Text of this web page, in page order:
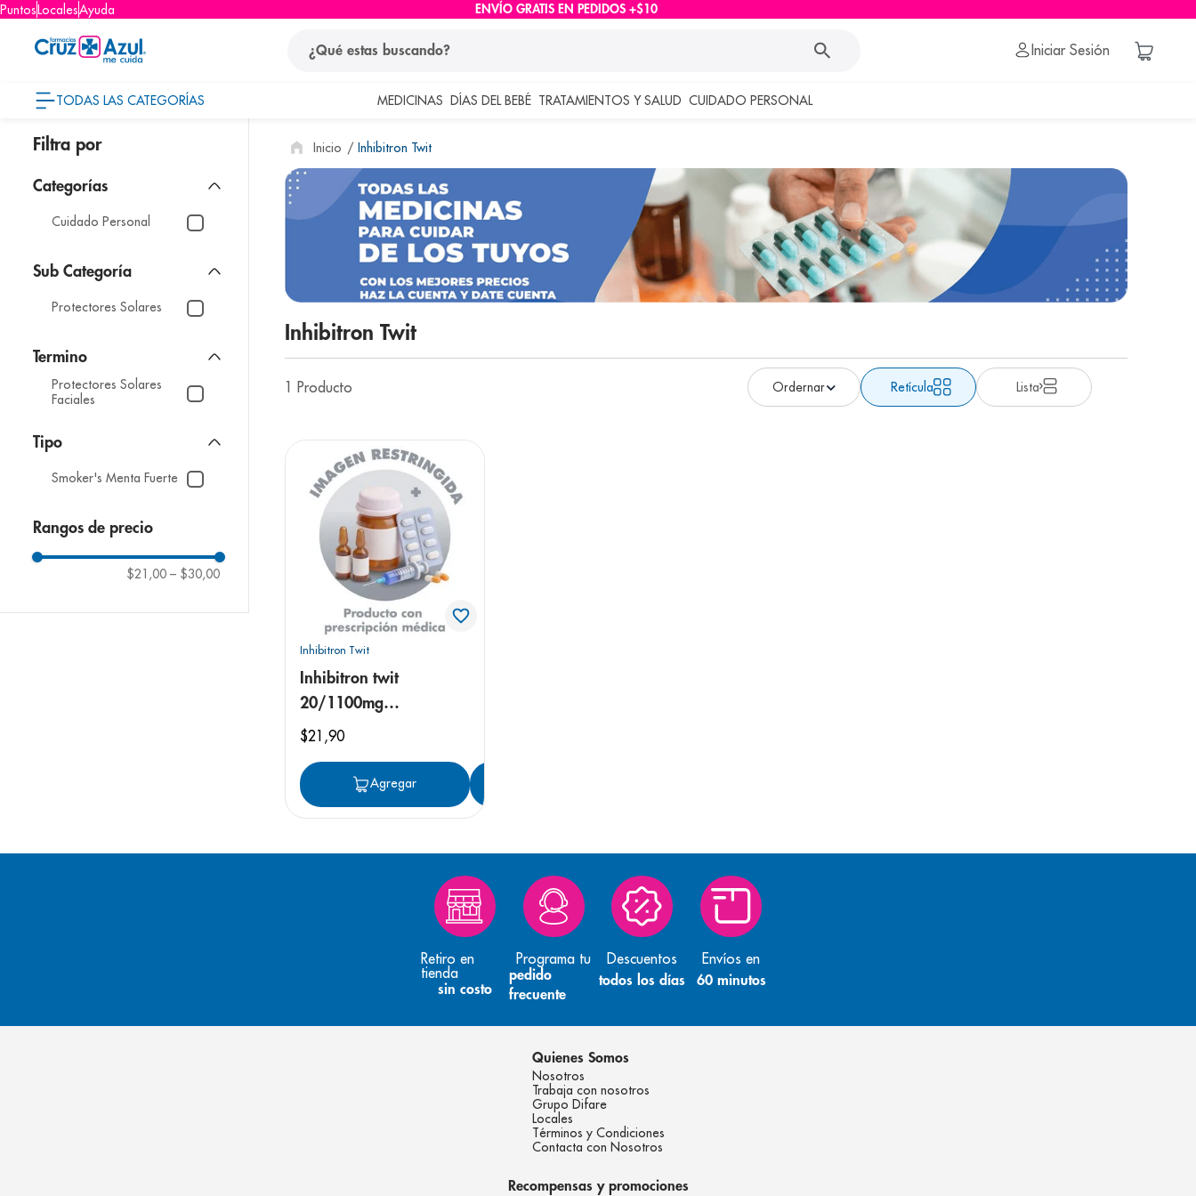
PuntosLocalesAyuda ENVÍO GRATIS EN PEDIDOS +$10
Iniciar Sesión
TODAS LAS CATEGORÍAS MEDICINAS DÍAS DEL BEBÉ TRATAMIENTOS Y SALUD CUIDADO PERSONAL
Cuidado Personal
Protectores Solares
Protectores Solares
Faciales
Tipo
Smoker's Menta Fuerte
Rangos de precio
$21,00 – $30,00
Inhibitron Twit
Inhibitron Twit
1 Producto Retícula Lista
Inhibitron Twit
Inhibitron twit
20/1100mg
fenixpharma cápsulas
$21 ,90
Agregar
Retiro en
tienda
sin costo
Programa tu
pedido
frecuente
Descuentos
todos los días
Envíos en
60 minutos
Quienes Somos
Nosotros
Trabaja con nosotros
Grupo Difare
Locales
Términos y Condiciones
Contacta con Nosotros
Recompensas y promociones
términos más buscados
1. protector solar
pañales
3 eucerin
cerave
nivea
7. bioderma